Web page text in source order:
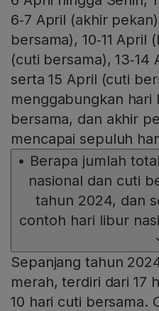
6‑7 April (akhir
bersama), 10‑11 April
(cuti bersama),
serta 15 April (cuti
menggabungkan hari
bersama, dan akhir
mencapai sepuluh
• Berapa jumlah
nasional dan cuti
tahun 2024, dan
contoh hari libur
Sepanjang tahun
merah, terdiri dari 17
10 hari cuti bersama.